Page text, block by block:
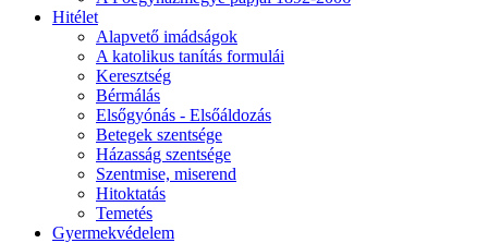
Hitélet
Alapvető imádságok
A katolikus tanítás formulái
Keresztség
Bérmálás
Elsőgyónás - Elsőáldozás
Betegek szentsége
Házasság szentsége
Szentmise, miserend
Hitoktatás
Temetés
Gyermekvédelem